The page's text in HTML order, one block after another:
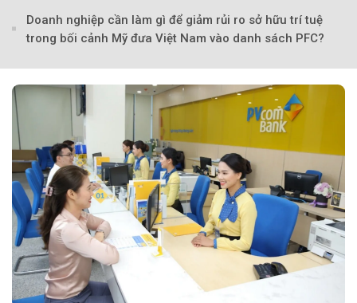
Doanh nghiệp cần làm gì để giảm rủi ro sở hữu trí tuệ
trong bối cảnh Mỹ đưa Việt Nam vào danh sách PFC?